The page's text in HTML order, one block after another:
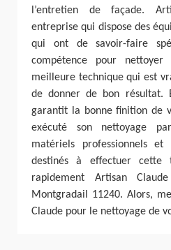
l’entretien de façade.
entreprise qui dispose des
qui ont de savoir-faire
compétence pour
meilleure technique qui est
de donner de bon résultat.
garantit la bonne finition de
exécuté son nettoyage
matériels professionnels
destinés à effectuer cette
rapidement Artisan
Montgradail 11240. Alors,
Claude pour le nettoyage de